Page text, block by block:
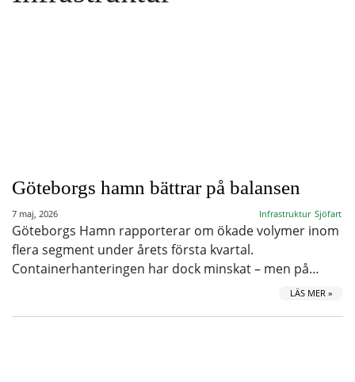
Göteborgs hamn bättrar på balansen
7 maj, 2026 Infrastruktur Sjöfart
Göteborgs Hamn rapporterar om ökade volymer inom
flera segment under årets första kvartal.
Containerhanteringen har dock minskat – men på…
LÄS MER »